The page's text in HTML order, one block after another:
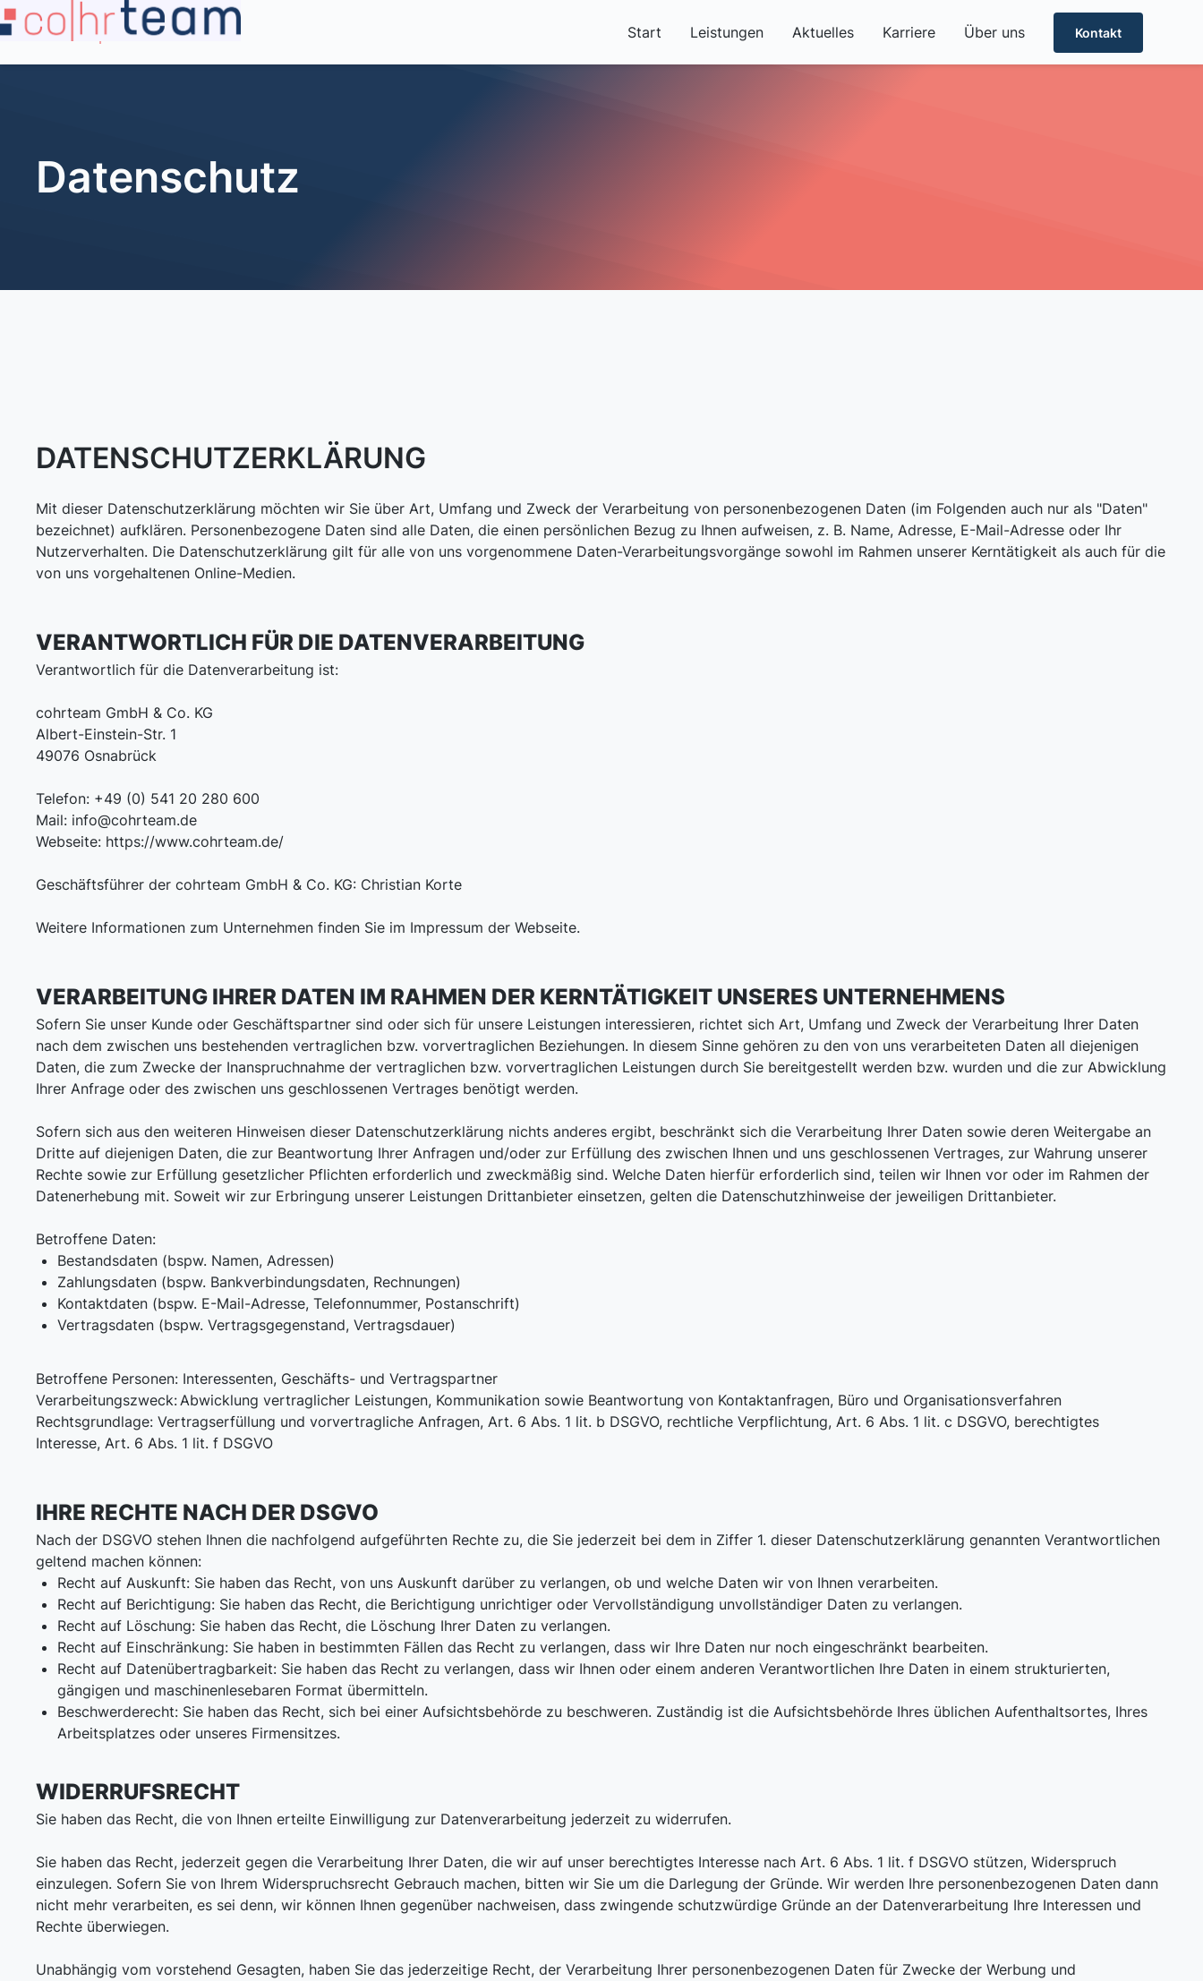
Start Leistungen Aktuelles Karriere Über uns Kontakt
Datenschutz
DATENSCHUTZERKLÄRUNG
Mit dieser Datenschutzerklärung möchten wir Sie über Art, Umfang und Zweck der Verarbeitung von personenbezogenen Daten (im Folgenden auch nur als "Daten"
bezeichnet) aufklären. Personenbezogene Daten sind alle Daten, die einen persönlichen Bezug zu Ihnen aufweisen, z. B. Name, Adresse, E-Mail-Adresse oder Ihr
Nutzerverhalten. Die Datenschutzerklärung gilt für alle von uns vorgenommene Daten-Verarbeitungsvorgänge sowohl im Rahmen unserer Kerntätigkeit als auch für die
von uns vorgehaltenen Online-Medien.
VERANTWORTLICH FÜR DIE DATENVERARBEITUNG
Verantwortlich für die Datenverarbeitung ist:
cohrteam GmbH & Co. KG
Albert-Einstein-Str. 1
49076 Osnabrück
Telefon: +49 (0) 541 20 280 600
Mail: info@cohrteam.de
Webseite: https://www.cohrteam.de/
Geschäftsführer der cohrteam GmbH & Co. KG: Christian Korte
Weitere Informationen zum Unternehmen finden Sie im Impressum der Webseite.
VERARBEITUNG IHRER DATEN IM RAHMEN DER KERNTÄTIGKEIT UNSERES UNTERNEHMENS
Sofern Sie unser Kunde oder Geschäftspartner sind oder sich für unsere Leistungen interessieren, richtet sich Art, Umfang und Zweck der Verarbeitung Ihrer Daten
nach dem zwischen uns bestehenden vertraglichen bzw. vorvertraglichen Beziehungen. In diesem Sinne gehören zu den von uns verarbeiteten Daten all diejenigen
Daten, die zum Zwecke der Inanspruchnahme der vertraglichen bzw. vorvertraglichen Leistungen durch Sie bereitgestellt werden bzw. wurden und die zur Abwicklung
Ihrer Anfrage oder des zwischen uns geschlossenen Vertrages benötigt werden.
Sofern sich aus den weiteren Hinweisen dieser Datenschutzerklärung nichts anderes ergibt, beschränkt sich die Verarbeitung Ihrer Daten sowie deren Weitergabe an
Dritte auf diejenigen Daten, die zur Beantwortung Ihrer Anfragen und/oder zur Erfüllung des zwischen Ihnen und uns geschlossenen Vertrages, zur Wahrung unserer
Rechte sowie zur Erfüllung gesetzlicher Pflichten erforderlich und zweckmäßig sind. Welche Daten hierfür erforderlich sind, teilen wir Ihnen vor oder im Rahmen der
Datenerhebung mit. Soweit wir zur Erbringung unserer Leistungen Drittanbieter einsetzen, gelten die Datenschutzhinweise der jeweiligen Drittanbieter.
Betroffene Daten:
Bestandsdaten (bspw. Namen, Adressen)
Zahlungsdaten (bspw. Bankverbindungsdaten, Rechnungen)
Kontaktdaten (bspw. E-Mail-Adresse, Telefonnummer, Postanschrift)
Vertragsdaten (bspw. Vertragsgegenstand, Vertragsdauer)
Betroffene Personen: Interessenten, Geschäfts- und Vertragspartner
Verarbeitungszweck:Abwicklung vertraglicher Leistungen, Kommunikation sowie Beantwortung von Kontaktanfragen, Büro und Organisationsverfahren
Rechtsgrundlage: Vertragserfüllung und vorvertragliche Anfragen, Art. 6 Abs. 1 lit. b DSGVO, rechtliche Verpflichtung, Art. 6 Abs. 1 lit. c DSGVO, berechtigtes
Interesse, Art. 6 Abs. 1 lit. f DSGVO
IHRE RECHTE NACH DER DSGVO
Nach der DSGVO stehen Ihnen die nachfolgend aufgeführten Rechte zu, die Sie jederzeit bei dem in Ziffer 1. dieser Datenschutzerklärung genannten Verantwortlichen
geltend machen können:
Recht auf Auskunft: Sie haben das Recht, von uns Auskunft darüber zu verlangen, ob und welche Daten wir von Ihnen verarbeiten.
Recht auf Berichtigung: Sie haben das Recht, die Berichtigung unrichtiger oder Vervollständigung unvollständiger Daten zu verlangen.
Recht auf Löschung: Sie haben das Recht, die Löschung Ihrer Daten zu verlangen.
Recht auf Einschränkung: Sie haben in bestimmten Fällen das Recht zu verlangen, dass wir Ihre Daten nur noch eingeschränkt bearbeiten.
Recht auf Datenübertragbarkeit: Sie haben das Recht zu verlangen, dass wir Ihnen oder einem anderen Verantwortlichen Ihre Daten in einem strukturierten,
gängigen und maschinenlesebaren Format übermitteln.
Beschwerderecht: Sie haben das Recht, sich bei einer Aufsichtsbehörde zu beschweren. Zuständig ist die Aufsichtsbehörde Ihres üblichen Aufenthaltsortes, Ihres
Arbeitsplatzes oder unseres Firmensitzes.
WIDERRUFSRECHT
Sie haben das Recht, die von Ihnen erteilte Einwilligung zur Datenverarbeitung jederzeit zu widerrufen.
Sie haben das Recht, jederzeit gegen die Verarbeitung Ihrer Daten, die wir auf unser berechtigtes Interesse nach Art. 6 Abs. 1 lit. f DSGVO stützen, Widerspruch
einzulegen. Sofern Sie von Ihrem Widerspruchsrecht Gebrauch machen, bitten wir Sie um die Darlegung der Gründe. Wir werden Ihre personenbezogenen Daten dann
nicht mehr verarbeiten, es sei denn, wir können Ihnen gegenüber nachweisen, dass zwingende schutzwürdige Gründe an der Datenverarbeitung Ihre Interessen und
Rechte überwiegen.
Unabhängig vom vorstehend Gesagten, haben Sie das jederzeitige Recht, der Verarbeitung Ihrer personenbezogenen Daten für Zwecke der Werbung und